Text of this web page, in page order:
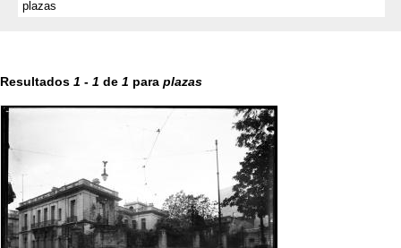
Resultados 1 - 1 de 1 para plazas